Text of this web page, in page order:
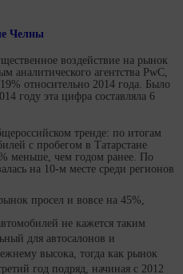
Челны
воздействие на рынок
аналитического агентства PwC,
относительно 2014 года. Было
году эта цифра составляла 6
тренде: по итогам
с пробегом в Татарстане
меньше, чем годом ранее. По
на 10-м месте среди регионов
просел и вовсе на 45%,
не кажется таким
для автосалонов и
высока, тогда как рынок
год подряд, начиная с 2012